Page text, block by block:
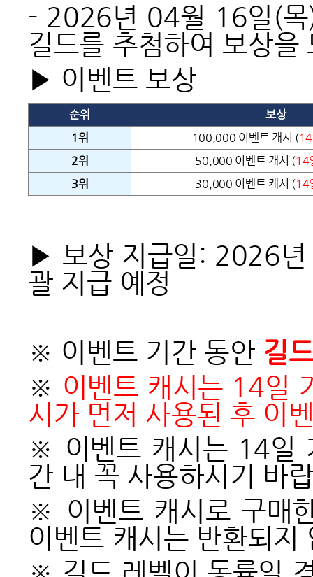
- 2026년 04월 16일(목
길드를 추첨하여 보상을
▶ 이벤트 보상
순위
보상
1위 100,000 이벤트 캐시 (14
2위 50,000 이벤트 캐시 (14
3위 30,000 이벤트 캐시 (14
▶ 보상 지급일: 2026년
괄 지급 예정
※ 이벤트 기간 동안 길
※ 이벤트 캐시는 14일
시가 먼저 사용된 후 이
※ 이벤트 캐시는 14일
간 내 꼭 사용하시기 바
※ 이벤트 캐시로 구매
이벤트 캐시는 반환되지